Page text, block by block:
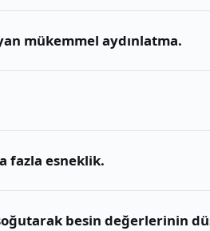
mükemmel aydınlatma.
fazla esneklik.
besin değerlerinin